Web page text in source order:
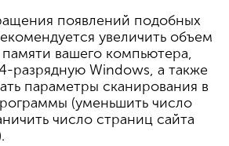
появлений подобных
увеличить объем
вашего компьютера,
разрядную Windows, а также
параметры сканирования в
(уменьшить число
число страниц сайта